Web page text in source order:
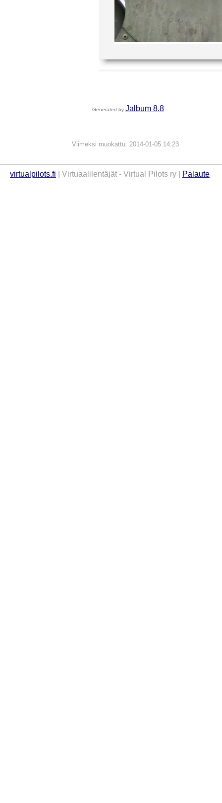
Generated by Jalbum 8.8
Viimeksi muokattu: 2014-01-05 14:23
virtualpilots.fi | Virtuaalilentäjät - Virtual Pilots ry | Palaute